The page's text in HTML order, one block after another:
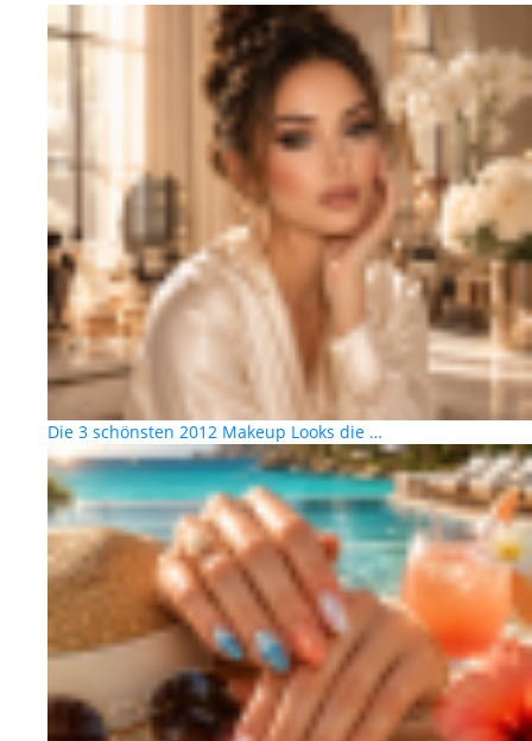
Die 3 schönsten 2012 Makeup Looks die …